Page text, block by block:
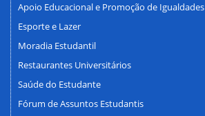
Apoio Educacional e Promoção de Igualdades
Esporte e Lazer
Moradia Estudantil
Restaurantes Universitários
Saúde do Estudante
Fórum de Assuntos Estudantis